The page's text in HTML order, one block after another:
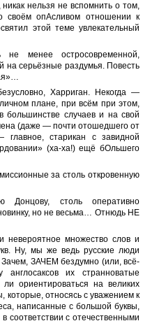
нельзя не вспомнить о том,
своём опАсливом отношении к
этой теме увлекательный
не менее остросовременной,
на серьёзные раздумья. Повесть
Харриган. Некогда —
плане, при всём при этом,
большинстве случаев и на свой
(даже — почти отошедшего от
старикан с завидной
(ха-ха!) ещё бОльшего
за столь откровенную
Донцову, столь оперативно
но не весьма… Отнюдь НЕ
невероятное множество слов и
Ну, мы же ведь русские люди
Зачем, ЗАЧЕМ бездумно (или, всё-
их странноватые
ориентироваться на великих
которые, относясь с уважением к
написанные с большой буквы,
соответствии с отечественными